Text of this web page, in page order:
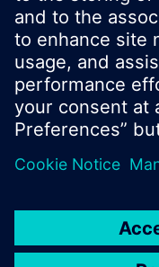
© Siemens
Division - 2016
A termékválaszték
Biztonsági előírás
A felhasználás